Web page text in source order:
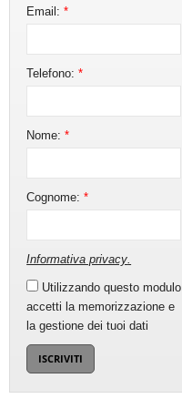
Email:*
Telefono:*
Nome:*
Cognome:*
Informativa privacy.
Utilizzando questo modulo
accetti la memorizzazione e
la gestione dei tuoi dati